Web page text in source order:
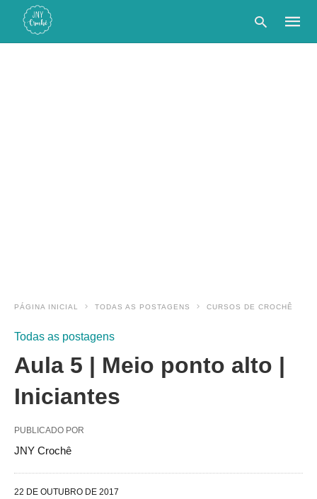
PÁGINA INICIAL TODAS AS POSTAGENS CURSOS DE CROCHÊ
Todas as postagens
Aula 5 | Meio ponto alto |
Iniciantes
PUBLICADO POR
JNY Crochê
22 DE OUTUBRO DE 2017